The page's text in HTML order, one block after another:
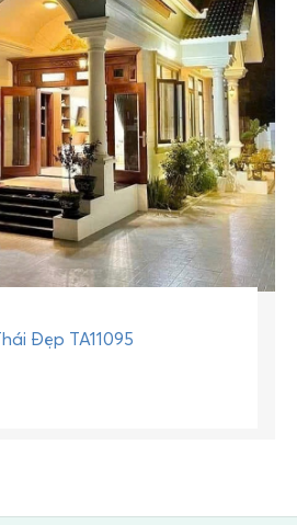
Đẹp TA11095